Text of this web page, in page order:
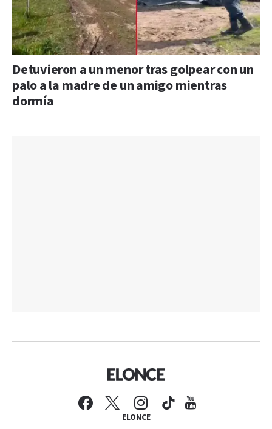
Detuvieron a un menor tras golpear con un
palo a la madre de un amigo mientras
dormía
ELONCE